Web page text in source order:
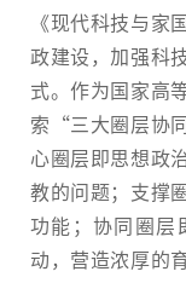
《现代科技与家
政建设，加强科
式。作为国家高
索“三大圈层协
心圈层即思想政
教的问题；支撑
功能；协同圈
动，营造浓厚的